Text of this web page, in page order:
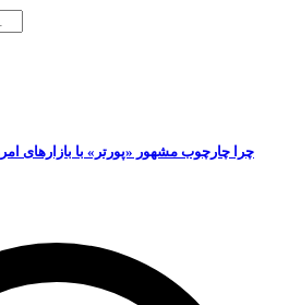
چرا چارچوب مشهور «پورتر» با بازارهای